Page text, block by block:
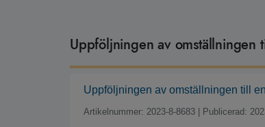
Uppföljningen av
Uppföljningen av omställningen till
Artikelnummer: 2023-8-8683 Publicerad: